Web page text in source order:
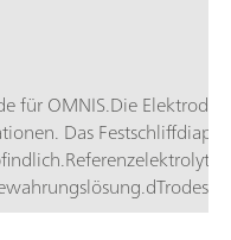
für OMNIS.Die Elektrode
Das